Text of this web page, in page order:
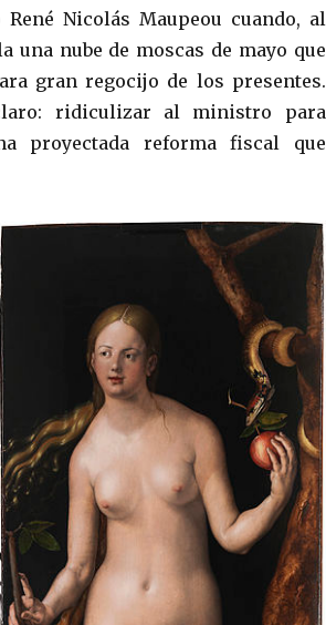
Nicolás Maupeou cuando, al
nube de moscas de mayo que
gran regocijo de los presentes.
ridiculizar al ministro para
proyectada reforma fiscal que